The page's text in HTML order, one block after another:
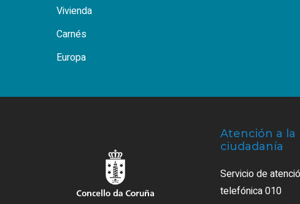
Vivienda
Carnés
Europa
Atención a la
ciudadanía
Servicio de
telefónica 010